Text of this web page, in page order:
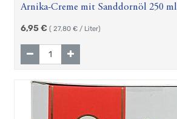
Arnika-Creme mit Sanddornöl 250 ml
6,95€ ( 27,80 € / Liter)